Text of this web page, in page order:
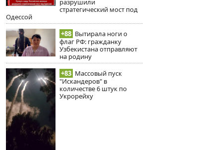
разрушили
стратегический мост под
Одессой
+88 Вытирала ноги о
флаг РФ: гражданку
Узбекистана отправляют
на родину
+83 Массовый пуск
"Искандеров" в
количестве 6 штук по
Укрорейху